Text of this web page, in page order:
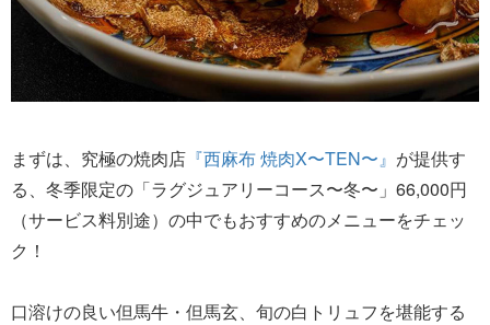
まずは、究極の焼肉店 『西麻布 焼肉X〜TEN〜』 が提供す
る、冬季限定の「ラグジュアリーコース〜冬〜」66,000円
（サービス料別途）の中でもおすすめのメニューをチェッ
ク！
口溶けの良い但馬牛・但馬玄、旬の白トリュフを堪能する